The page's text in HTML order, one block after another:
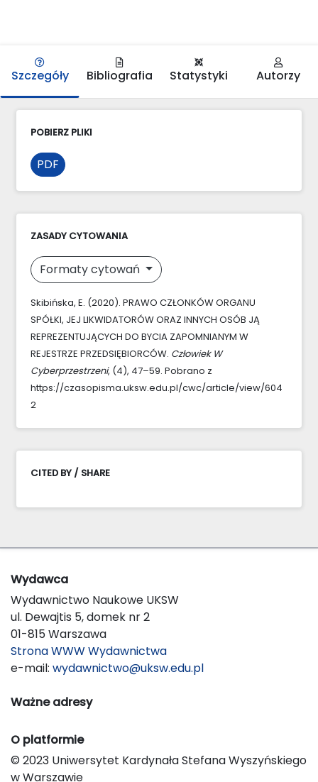
Szczegóły Bibliografia Statystyki Autorzy
POBIERZ PLIKI
PDF
ZASADY CYTOWANIA
Formaty cytowań
Skibińska, E. (2020). PRAWO CZŁONKÓW ORGANU
SPÓŁKI, JEJ LIKWIDATORÓW ORAZ INNYCH OSÓB JĄ
REPREZENTUJĄCYCH DO BYCIA ZAPOMNIANYM W
REJESTRZE PRZEDSIĘBIORCÓW. Człowiek W
Cyberprzestrzeni, (4), 47–59. Pobrano z
https://czasopisma.uksw.edu.pl/cwc/article/view/604
2
CITED BY / SHARE
Wydawca
Wydawnictwo Naukowe UKSW
ul. Dewajtis 5, domek nr 2
01-815 Warszawa
Strona WWW Wydawnictwa
e-mail: wydawnictwo@uksw.edu.pl
Ważne adresy
O platformie
© 2023 Uniwersytet Kardynała Stefana Wyszyńskiego
w Warszawie